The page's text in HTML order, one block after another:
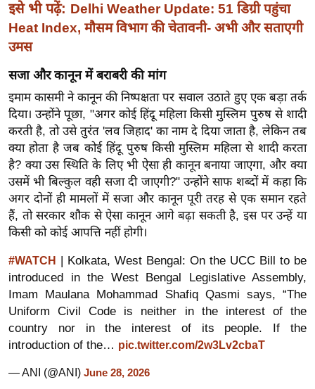
त
ऑ
टो
व
र्ल्ड
न्यू
ज
ब्री
फ
म
नो
रं
न
ज
ग
त
बॉ
वु
इसे भी पढ़ें: Delhi Weather Update: 51 डिग्री पहुंचा
Heat Index, मौसम विभाग की चेतावनी- अभी और सताएगी
उमस
सजा और कानून में बराबरी की मांग
इमाम कासमी ने कानून की निष्पक्षता पर सवाल उठाते हुए एक बड़ा तर्क
दिया। उन्होंने पूछा, "अगर कोई हिंदू महिला किसी मुस्लिम पुरुष से शादी
करती है, तो उसे तुरंत 'लव जिहाद' का नाम दे दिया जाता है, लेकिन तब
क्या होता है जब कोई हिंदू पुरुष किसी मुस्लिम महिला से शादी करता
है? क्या उस स्थिति के लिए भी ऐसा ही कानून बनाया जाएगा, और क्या
उसमें भी बिल्कुल वही सजा दी जाएगी?" उन्होंने साफ शब्दों में कहा कि
अगर दोनों ही मामलों में सजा और कानून पूरी तरह से एक समान रहते
हैं, तो सरकार शौक से ऐसा कानून आगे बढ़ा सकती है, इस पर उन्हें या
किसी को कोई आपत्ति नहीं होगी।
#WATCH
| Kolkata, West Bengal: On the UCC Bill to be
introduced in the West Bengal Legislative Assembly,
Imam Maulana Mohammad Shafiq Qasmi says, “The
Uniform Civil Code is neither in the interest of the
country nor in the interest of its people. If the
introduction of the… pic.twitter.com/2w3Lv2cbaT
— ANI (@ANI) June 28, 2026